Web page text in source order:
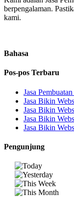
berpengalaman.
kami.
Bahasa
Pos-pos Terbaru
Jasa
Jasa Bikin
Jasa Bikin
Jasa Bikin
Jasa Bikin
Pengunjung